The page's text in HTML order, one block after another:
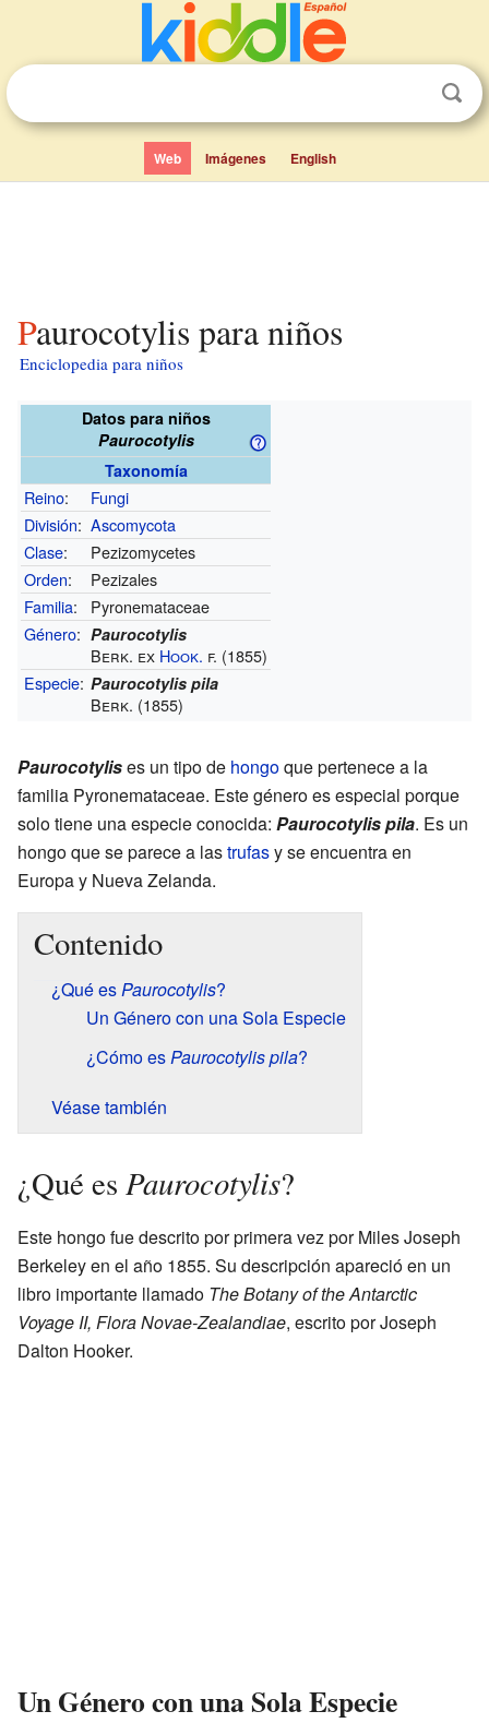
Web Imágenes English
Paurocotylis para niños
Enciclopedia para niños
Datos para niños
Paurocotylis
Taxonomía
Reino:
Fungi
División: Ascomycota
Clase:
Pezizomycetes
Orden:
Pezizales
Familia:
Pyronemataceae
Género: Paurocotylis
Berk. ex Hook. f. (1855)
Especie: Paurocotylis pila
Berk. (1855)
Paurocotylises un tipo de hongoque pertenece a la
familia Pyronemataceae. Este género es especial porque
solo tiene una especie conocida: Paurocotylis pila. Es un
hongo que se parece a lastrufasy se encuentra en
Europa y Nueva Zelanda.
Contenido
¿Qué esPaurocotylis?
Un Género con una Sola Especie
¿Cómo esPaurocotylis pila?
Véase también
¿Qué es Paurocotylis?
Este hongo fue descrito por primera vez por Miles Joseph
Berkeley en el año 1855. Su descripción apareció en un
libro importante llamado The Botany of the Antarctic
Voyage II, Flora Novae-Zealandiae, escrito por Joseph
Dalton Hooker.
Un Género con una Sola Especie